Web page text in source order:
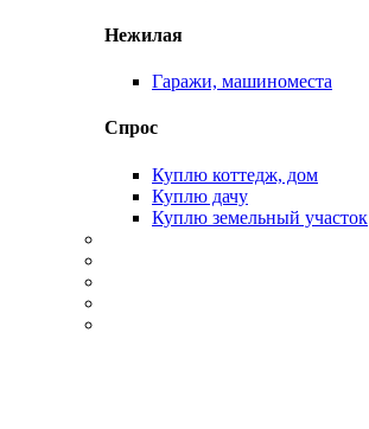
Нежилая
Гаражи, машиноместа
Спрос
Куплю коттедж, дом
Куплю дачу
Куплю земельный участок